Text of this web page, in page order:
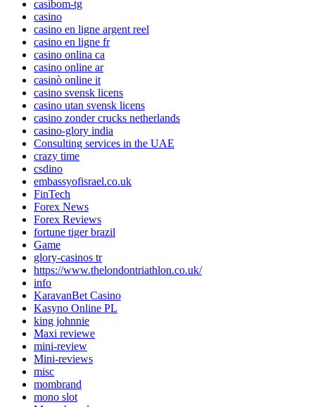
casibom-tg
casino
casino en ligne argent reel
casino en ligne fr
casino onlina ca
casino online ar
casinò online it
casino svensk licens
casino utan svensk licens
casino zonder crucks netherlands
casino-glory india
Consulting services in the UAE
crazy time
csdino
embassyofisrael.co.uk
FinTech
Forex News
Forex Reviews
fortune tiger brazil
Game
glory-casinos tr
https://www.thelondontriathlon.co.uk/
info
KaravanBet Casino
Kasyno Online PL
king johnnie
Maxi reviewe
mini-review
Mini-reviews
misc
mombrand
mono slot